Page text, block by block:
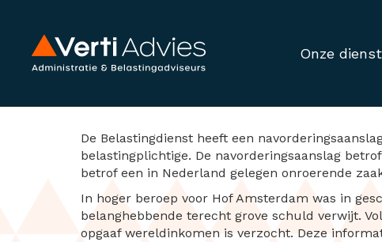
Onze
Vergrijpboete
De Belastingdienst heeft een
belastingplichtige. De navorderingsaanslag
betrof een in Nederland gelegen onroerende
In hoger beroep voor Hof Amsterdam was in
belanghebbende terecht grove schuld verwijt.
opgaaf wereldinkomen is verzocht. Deze